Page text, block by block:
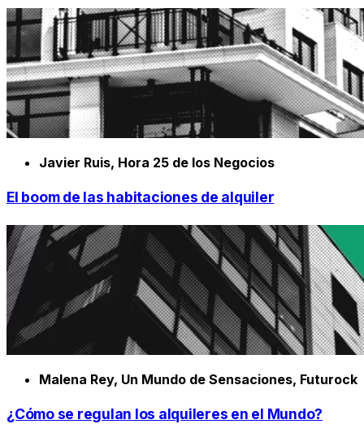
Javier Ruis, Hora 25 de los Negocios
El boom de las habitaciones de alquiler
Malena Rey, Un Mundo de Sensaciones, Futurock
¿Cómo se regulan los alquileres en el Mundo?